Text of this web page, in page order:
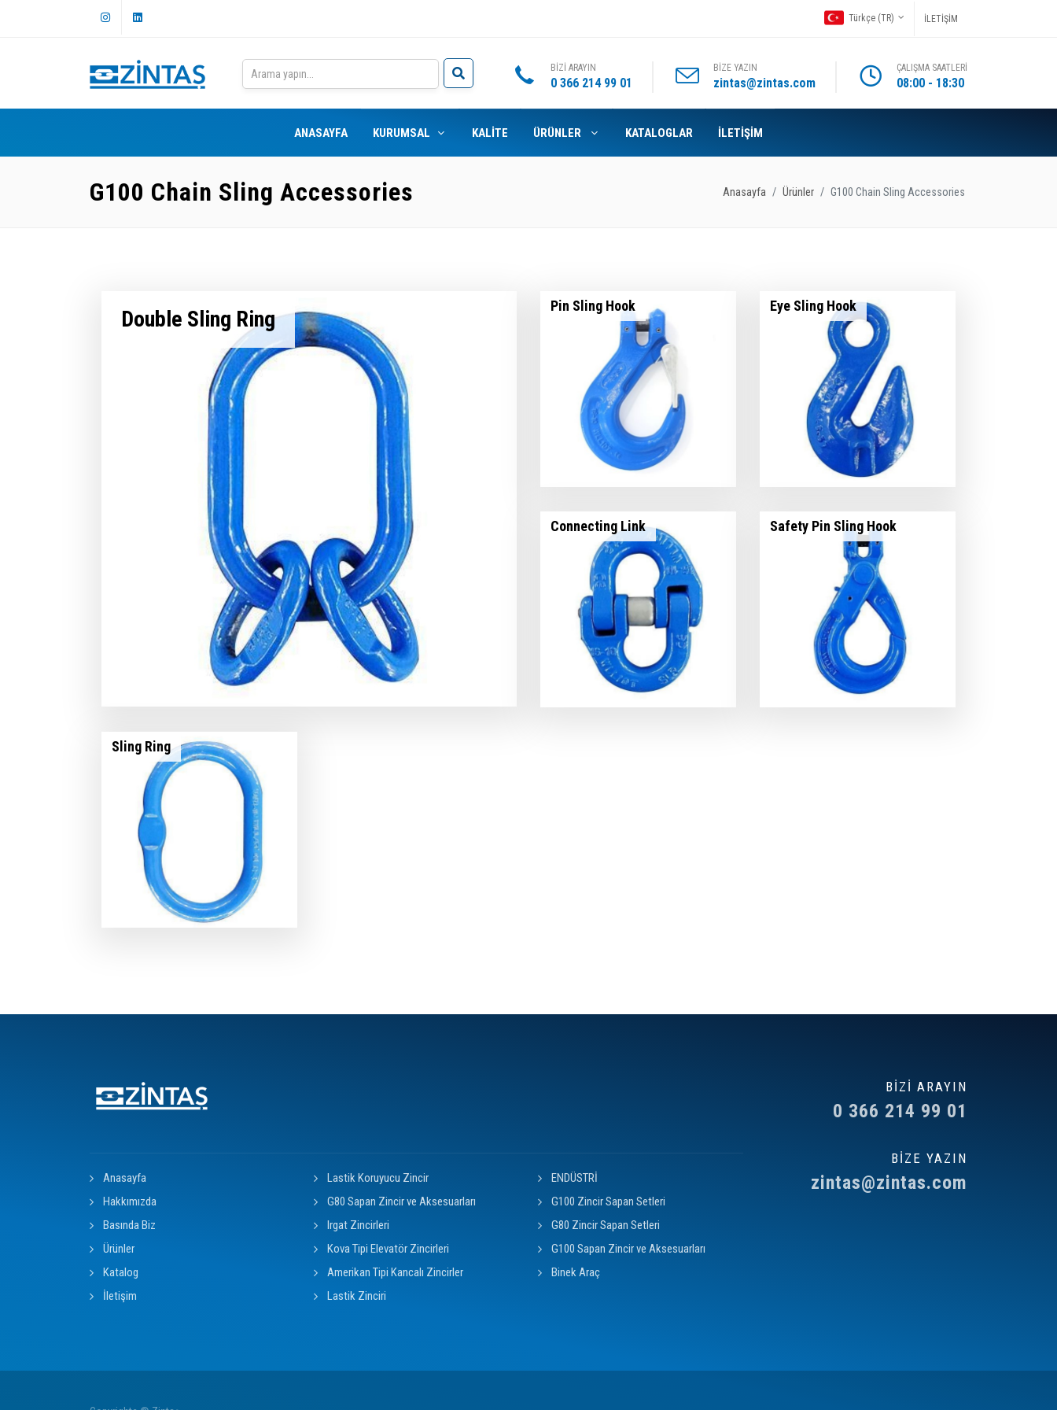
Türkçe (TR) İLETİŞİM
BİZİ ARAYIN
0 366 214 99 01
BİZE YAZIN
zintas@zintas.com
ÇALIŞMA SAATLERİ
08:00 - 18:30
ANASAYFA KURUMSAL KALİTE ÜRÜNLER KATALOGLAR İLETİŞİM
G100 Chain Sling Accessories Anasayfa Ürünler G100 Chain Sling Accessories
Double Sling Ring
Pin Sling Hook Eye Sling Hook
Connecting Link Safety Pin Sling Hook
Sling Ring
Anasayfa
Hakkımızda
Basında Biz
Ürünler
Katalog
İletişim
Lastik Koruyucu Zincir
G80 Sapan Zincir ve Aksesuarları
Irgat Zincirleri
Kova Tipi Elevatör Zincirleri
Amerikan Tipi Kancalı Zincirler
Lastik Zinciri
ENDÜSTRİ
G100 Zincir Sapan Setleri
G80 Zincir Sapan Setleri
G100 Sapan Zincir ve Aksesuarları
Binek Araç
BİZİ ARAYIN
0 366 214 99 01
BİZE YAZIN
zintas@zintas.com